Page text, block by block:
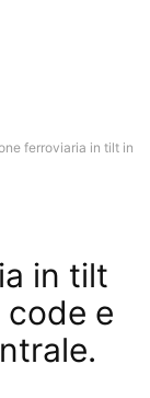
ferroviaria in tilt in
in tilt
e